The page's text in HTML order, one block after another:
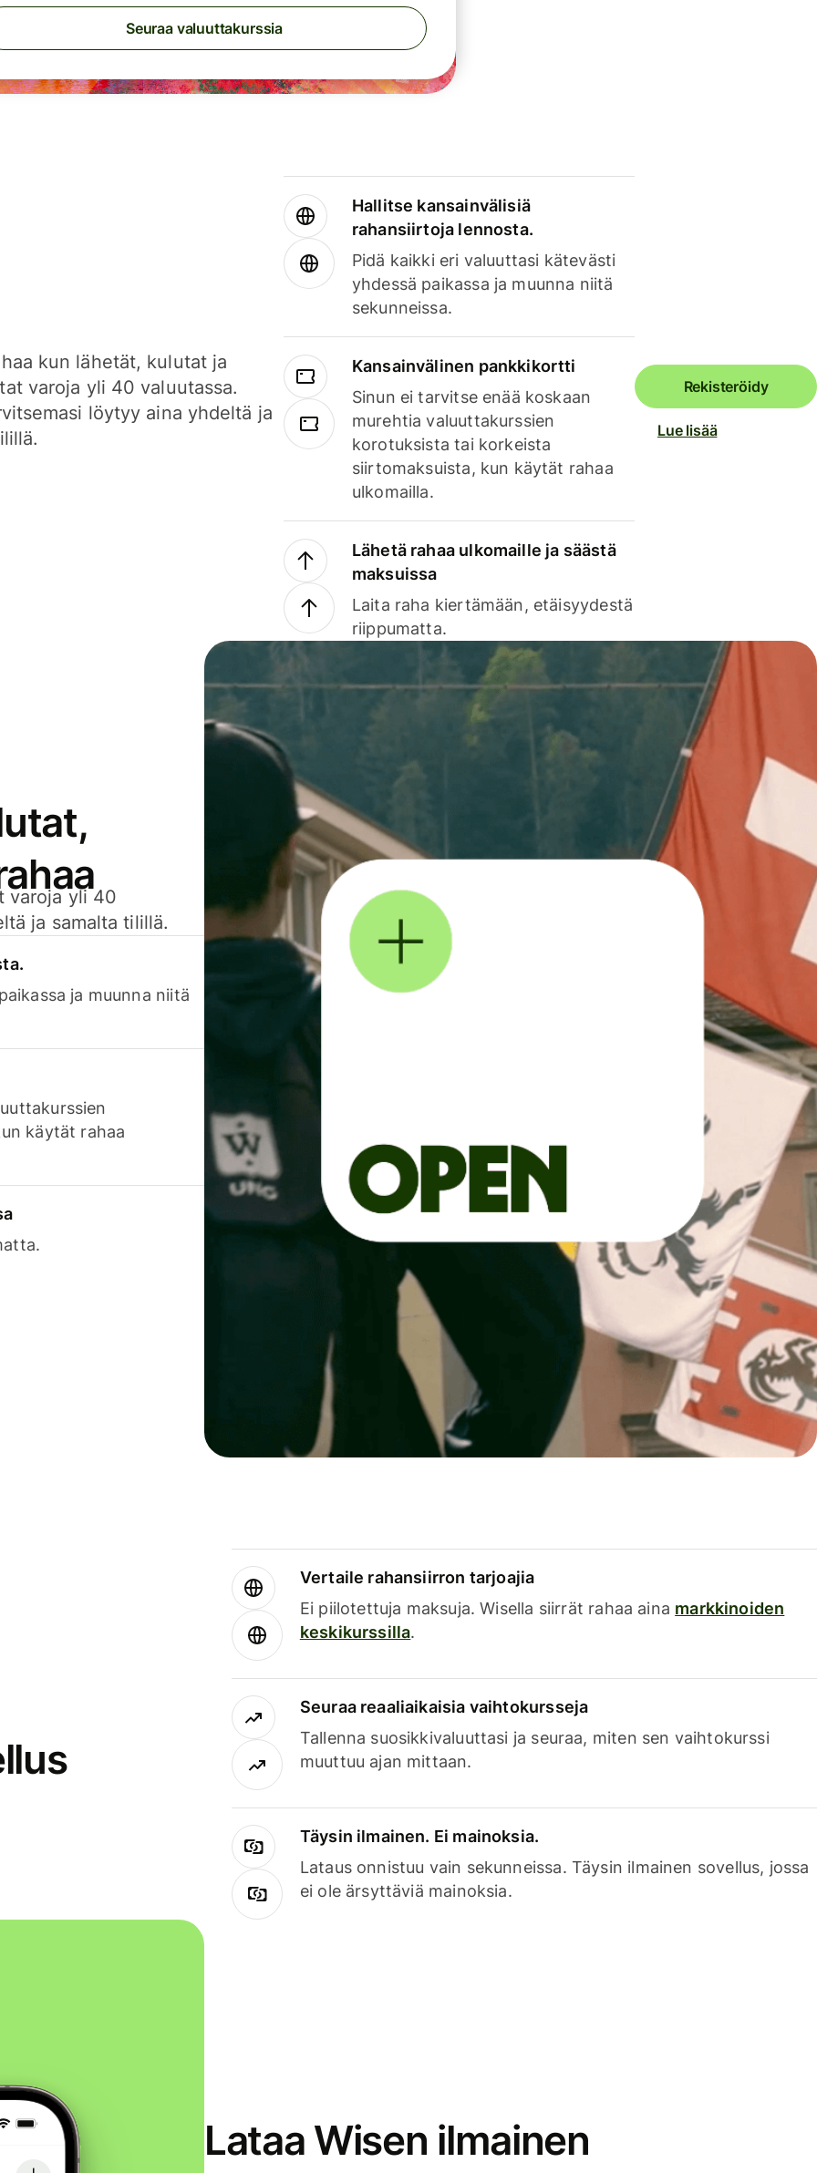
Seuraa valuuttakurssia
kun lähetät, kulutat ja
varoja yli 40 valuutassa.
löytyy aina yhdeltä ja
Hallitse kansainvälisiä
rahansiirtoja lennosta.
Pidä kaikki eri valuuttasi kätevästi
yhdessä paikassa ja muunna niitä
sekunneissa.
Kansainvälinen pankkikortti
Sinun ei tarvitse enää koskaan
murehtia valuuttakurssien
korotuksista tai korkeista
siirtomaksuista, kun käytät rahaa
ulkomailla.
Lähetä rahaa ulkomaille ja säästä
maksuissa
Laita raha kiertämään, etäisyydestä
riippumatta.
Rekisteröidy
Lue lisää
varoja yli 40
ja samalta tilillä.
ja muunna niitä
käytät rahaa
Vertaile rahansiirron tarjoajia
Ei piilotettuja maksuja. Wisella siirrät rahaa aina markkinoiden
keskikurssilla.
Seuraa reaaliaikaisia vaihtokursseja
Tallenna suosikkivaluuttasi ja seuraa, miten sen vaihtokurssi
muuttuu ajan mittaan.
Täysin ilmainen. Ei mainoksia.
Lataus onnistuu vain sekunneissa. Täysin ilmainen sovellus, jossa
ei ole ärsyttäviä mainoksia.
Lataa Wisen ilmainen